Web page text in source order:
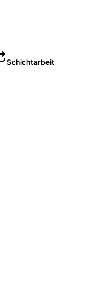
Schichtarbeit